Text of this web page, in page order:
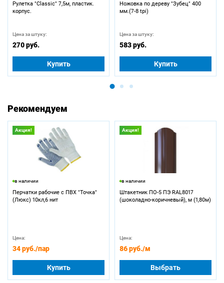
Рулетка "Classic" 7,5м, пластик.
корпус.
Цена за штуку:
270 руб.
Купить
Ножовка по дереву "Зубец" 400
мм.(7-8 tpi)
Цена за штуку:
583 руб.
Купить
Рекомендуем
Акция!
в наличии
Перчатки рабочие с ПВХ "Точка"
(Люкс) 10кл,6 нит
Цена:
34 руб./пар
Купить
Акция!
в наличии
Штакетник ПО-5 ПЭ RAL8017
(шоколадно-коричневый), м (1,80м)
Цена:
86 руб./м
Выбрать